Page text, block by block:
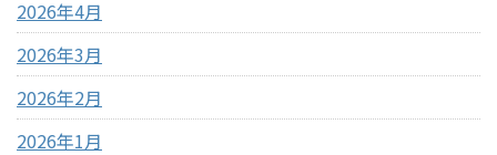
2026年4月
2026年3月
2026年2月
2026年1月